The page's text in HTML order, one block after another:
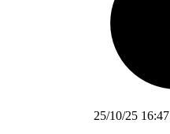
25/10/25 16:47